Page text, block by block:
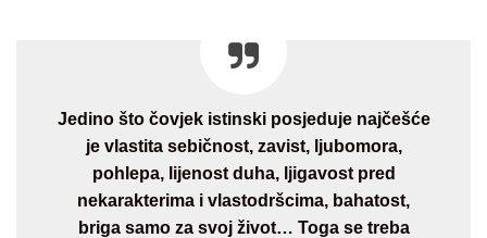
Jedino što čovjek istinski posjeduje najčešće
je vlastita sebičnost, zavist, ljubomora,
pohlepa, lijenost duha, ljigavost pred
nekarakterima i vlastodršcima, bahatost,
briga samo za svoj život… Toga se treba